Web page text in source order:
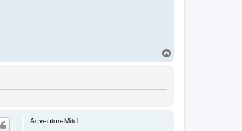
AdventureMitch